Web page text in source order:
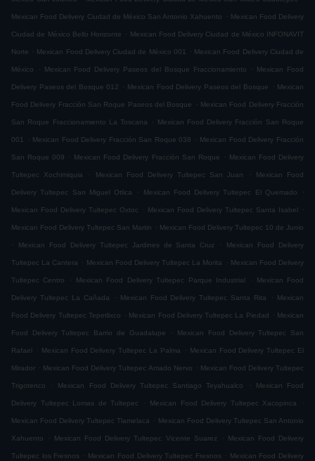
Mexican Food Delivery Ciudad de México San Antonio Xahuento . Mexican Food Delivery
Ciudad de México Bello Horizonte . Mexican Food Delivery Ciudad de México INFONAVIT
Norte . Mexican Food Delivery Ciudad de México 001 . Mexican Food Delivery Ciudad de
México . Mexican Food Delivery Paseos del Bosque Fraccionamiento . Mexican Food
Delivery Paseos del Bosque 012 . Mexican Food Delivery Paseos del Bosque . Mexican
Food Delivery Fracción San Roque Paseos del Bosque . Mexican Food Delivery Fracción
San Roque Fraccionamiento La Toscana . Mexican Food Delivery Fracción San Roque
001 . Mexican Food Delivery Fracción San Roque 038 . Mexican Food Delivery Fracción
San Roque 009 . Mexican Food Delivery Fracción San Roque . Mexican Food Delivery
Tultepec Xochimiquia . Mexican Food Delivery Tultepec San Juan . Mexican Food
Delivery Tultepec San Miguel Otlica . Mexican Food Delivery Tultepec El Quemado .
Mexican Food Delivery Tultepec Oxtoc . Mexican Food Delivery Tultepec Santa Isabel .
Mexican Food Delivery Tultepec San Martin . Mexican Food Delivery Tultepec 10 de Junio
.
Mexican Food Delivery Tultepec Jardines de Santa Cruz . Mexican Food Delivery
Tultepec La Cantera . Mexican Food Delivery Tultepec La Morita . Mexican Food Delivery
Tultepec Centro . Mexican Food Delivery Tultepec Parque Industrial . Mexican Food
Delivery Tultepec La Cañada . Mexican Food Delivery Tultepec Santa Rita . Mexican
Food Delivery Tultepec Tepetlixco . Mexican Food Delivery Tultepec La Piedad . Mexican
Food Delivery Tultepec Barrio de Guadalupe . Mexican Food Delivery Tultepec San
Rafael . Mexican Food Delivery Tultepec La Palma . Mexican Food Delivery Tultepec El
Mirador . Mexican Food Delivery Tultepec Amado Nervo . Mexican Food Delivery Tultepec
Trigotenco . Mexican Food Delivery Tultepec Santiago Teyahualco . Mexican Food
Delivery Tultepec Lomas de Tultepec . Mexican Food Delivery Tultepec Xacopinca .
Mexican Food Delivery Tultepec Tlamelaca . Mexican Food Delivery Tultepec San Antonio
Xahuento . Mexican Food Delivery Tultepec Vicente Suarez . Mexican Food Delivery
Tultepec los Fresnos . Mexican Food Delivery Tultepec Fresnos . Mexican Food Delivery